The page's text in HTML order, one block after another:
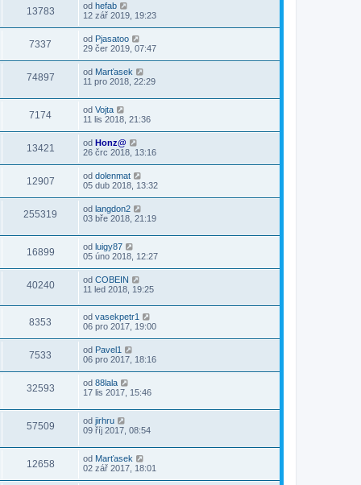
13783 od hefab
12 zář 2019, 19:23
7337 od Pjasatoo
29 čer 2019, 07:47
74897 od Marťasek
11 pro 2018, 22:29
7174 od Vojta
11 lis 2018, 21:36
13421 od Honz@
26 črc 2018, 13:16
12907 od dolenmat
05 dub 2018, 13:32
255319 od langdon2
03 bře 2018, 21:19
16899 od luigy87
05 úno 2018, 12:27
40240 od COBEIN
11 led 2018, 19:25
8353 od vasekpetr1
06 pro 2017, 19:00
7533 od Pavel1
06 pro 2017, 18:16
32593 od 88lala
17 lis 2017, 15:46
57509 od jirhru
09 říj 2017, 08:54
12658 od Marťasek
02 zář 2017, 18:01